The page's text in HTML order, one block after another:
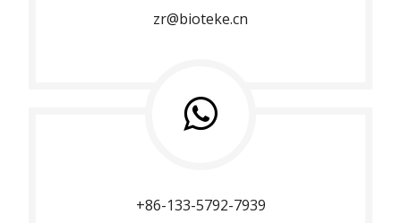
zr@bioteke.cn
+86-133-5792-7939